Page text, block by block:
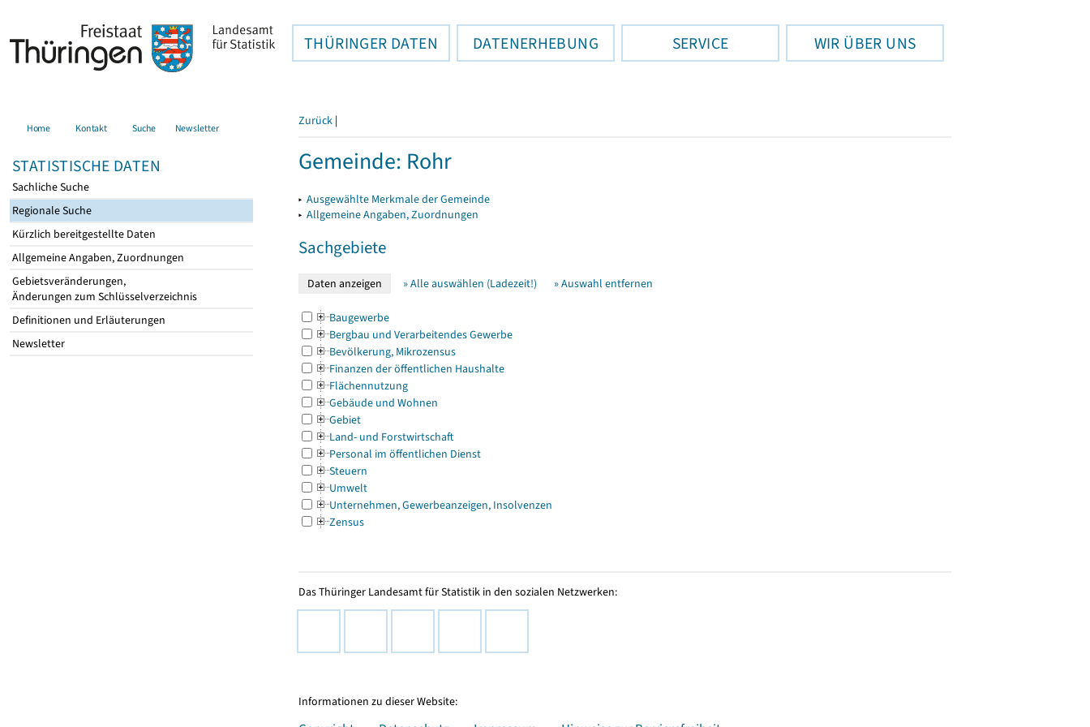
THÜRINGER DATEN DATENERHEBUNG SERVICE WIR ÜBER UNS
Home Kontakt Suche Newsletter
STATISTISCHE DATEN
Sachliche Suche
Regionale Suche
Kürzlich bereitgestellte Daten
Allgemeine Angaben, Zuordnungen
Gebietsveränderungen,
Änderungen zum Schlüsselverzeichnis
Definitionen und Erläuterungen
Newsletter
Zurück |
Gemeinde: Rohr
▸ Ausgewählte Merkmale der Gemeinde
▸ Allgemeine Angaben, Zuordnungen
Sachgebiete
» Alle auswählen (Ladezeit!) » Auswahl entfernen
Baugewerbe
Bergbau und Verarbeitendes Gewerbe
Bevölkerung, Mikrozensus
Finanzen der öffentlichen Haushalte
Flächennutzung
Gebäude und Wohnen
Gebiet
Land- und Forstwirtschaft
Personal im öffentlichen Dienst
Steuern
Umwelt
Unternehmen, Gewerbeanzeigen, Insolvenzen
Zensus
Das Thüringer Landesamt für Statistik in den sozialen Netzwerken:
Informationen zu dieser Website: